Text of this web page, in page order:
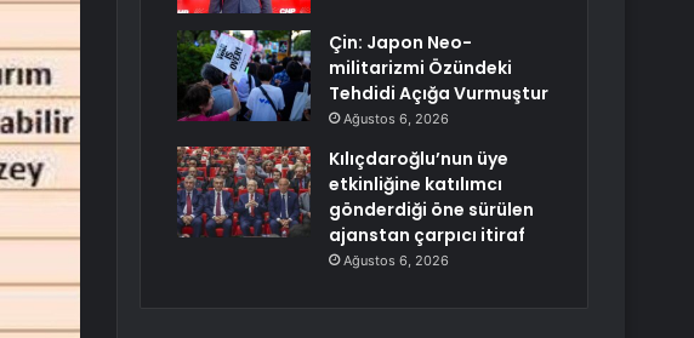
Çin: Japon Neo-
militarizmi Özündeki
Tehdidi Açığa Vurmuştur
Ağustos 6, 2026
Kılıçdaroğlu’nun üye
etkinliğine katılımcı
gönderdiği öne sürülen
ajanstan çarpıcı itiraf
Ağustos 6, 2026